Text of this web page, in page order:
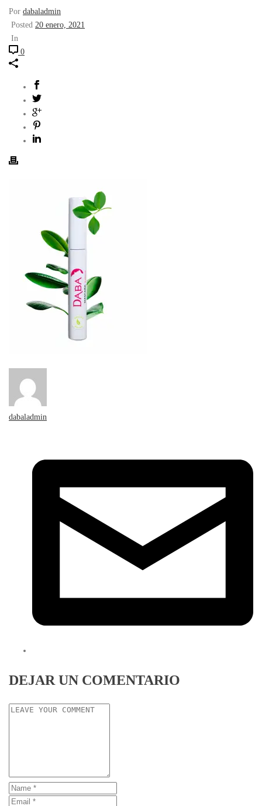
Por dabaladmin
Posted 20 enero, 2021
In
0
dabaladmin
DEJAR UN COMENTARIO